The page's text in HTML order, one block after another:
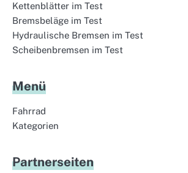
Kettenblätter im Test
Bremsbeläge im Test
Hydraulische Bremsen im Test
Scheibenbremsen im Test
Menü
Fahrrad
Kategorien
Partnerseiten